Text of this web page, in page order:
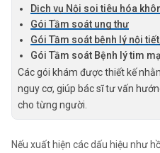
Dịch vụ Nội soi tiêu hóa
Gói Tầm soát ung thư
Gói Tầm soát bệnh lý nội
Gói Tầm soát Bệnh lý tim
Các gói khám được thiết kế
nguy cơ, giúp bác sĩ tư vấn
cho từng người.
Nếu xuất hiện các dấu hiệu như